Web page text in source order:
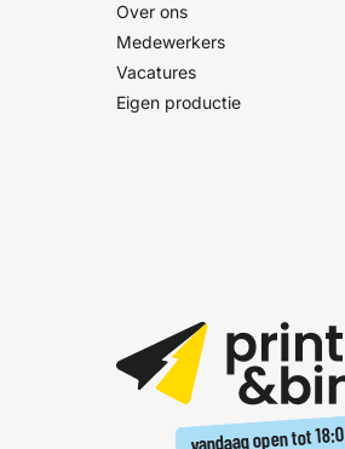
Over ons
Medewerkers
Vacatures
Eigen productie
vandaag open tot